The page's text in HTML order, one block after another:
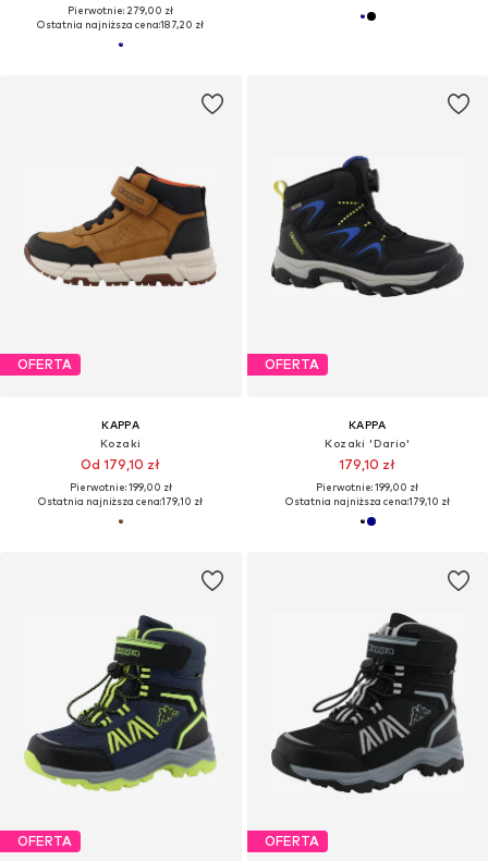
Pierwotnie: 279,00 zł
Ostatnia najniższa cena:187,20 zł
OFERTA
KAPPA
Kozaki
Od 179,10 zł
Pierwotnie: 199,00 zł
Ostatnia najniższa cena:179,10 zł
OFERTA
KAPPA
Kozaki 'Dario'
179,10 zł
Pierwotnie: 199,00 zł
Ostatnia najniższa cena:179,10 zł
OFERTA OFERTA